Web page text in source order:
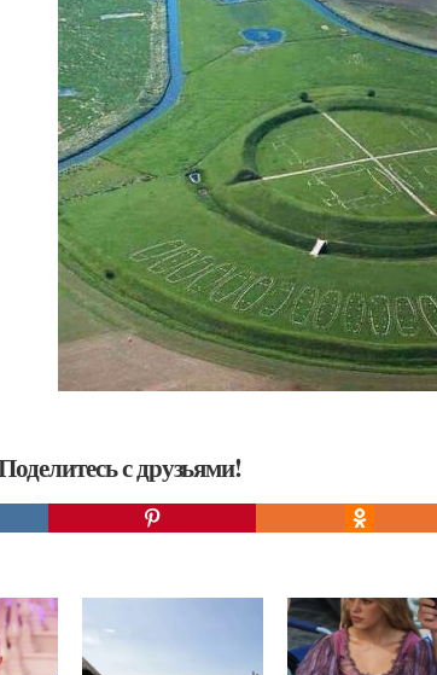
с друзьями!